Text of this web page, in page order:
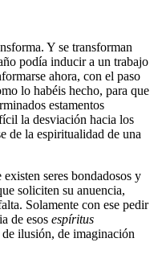
Y se transforman
podía inducir a un trabajo
ahora, con el paso
lo habéis hecho, para que
estamentos
la desviación hacia los
de la espiritualidad de una
seres bondadosos y
soliciten su anuencia,
Solamente con ese pedir
de esos espíritus
ilusión, de imaginación